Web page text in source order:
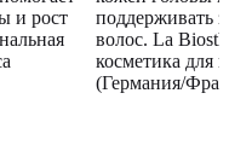
и рост
поддерживать
волос. La
косметика для
(Германия/